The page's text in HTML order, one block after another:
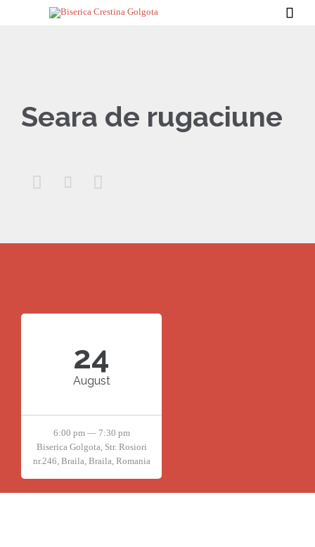

Seara de rugaciune
  
24
August
6:00 pm — 7:30 pm
Biserica Golgota, Str. Rosiori
nr.246, Braila, Braila, Romania